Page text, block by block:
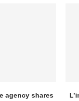
agency shares